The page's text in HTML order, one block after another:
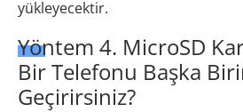
yükleyecektir.
Yöntem 4. MicroSD
Bir Telefonu Başka
Geçirirsiniz?